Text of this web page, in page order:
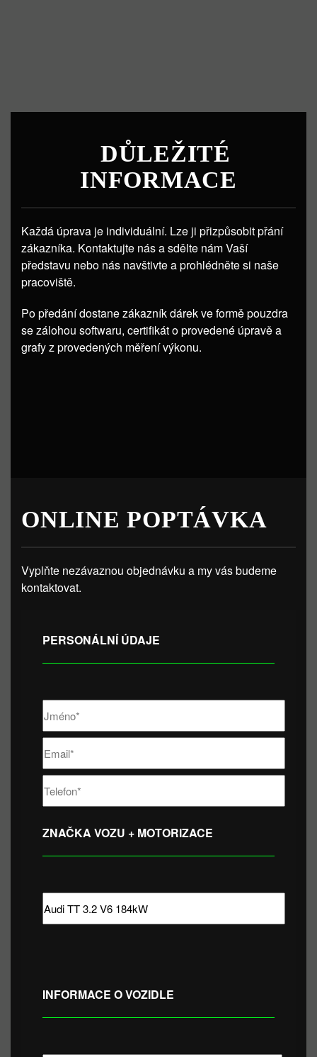
DŮLEŽITÉ
INFORMACE
Každá úprava je individuální. Lze ji přizpůsobit přání
zákazníka. Kontaktujte nás a sdělte nám Vaší
představu nebo nás navštivte a prohlédněte si naše
pracoviště.
Po předání dostane zákazník dárek ve formě pouzdra
se zálohou softwaru, certifikát o provedené úpravě a
grafy z provedených měření výkonu.
ONLINE POPTÁVKA
Vyplňte nezávaznou objednávku a my vás budeme
kontaktovat.
PERSONÁLNÍ ÚDAJE
ZNAČKA VOZU + MOTORIZACE
INFORMACE O VOZIDLE